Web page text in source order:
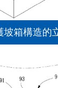
坡箱構造的